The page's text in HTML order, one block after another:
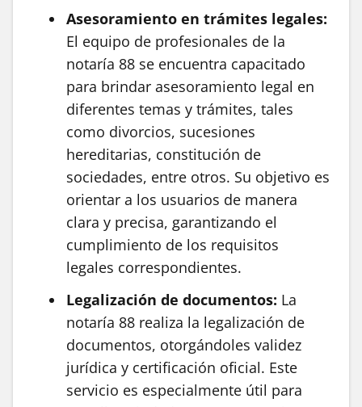
Asesoramiento en trámites legales:
El equipo de profesionales de la
notaría 88 se encuentra capacitado
para brindar asesoramiento legal en
diferentes temas y trámites, tales
como divorcios, sucesiones
hereditarias, constitución de
sociedades, entre otros. Su objetivo es
orientar a los usuarios de manera
clara y precisa, garantizando el
cumplimiento de los requisitos
legales correspondientes.
Legalización de documentos: La
notaría 88 realiza la legalización de
documentos, otorgándoles validez
jurídica y certificación oficial. Este
servicio es especialmente útil para